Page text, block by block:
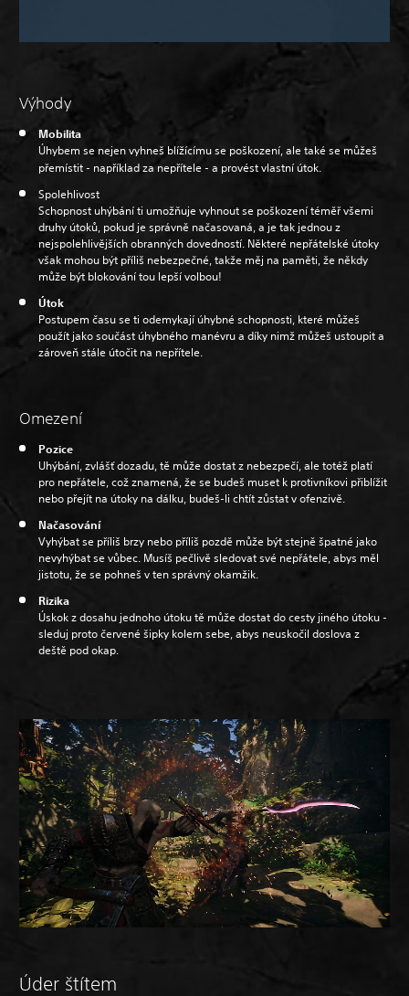
Výhody
Mobilita
Úhybem se nejen vyhneš blížícímu se poškození, ale také se můžeš
přemístit - například za nepřítele - a provést vlastní útok.
Spolehlivost
Schopnost uhýbání ti umožňuje vyhnout se poškození téměř všemi
druhy útoků, pokud je správně načasovaná, a je tak jednou z
nejspolehlivějších obranných dovedností. Některé nepřátelské útoky
však mohou být příliš nebezpečné, takže měj na paměti, že někdy
může být blokování tou lepší volbou!
Útok
Postupem času se ti odemykají úhybné schopnosti, které můžeš
použít jako součást úhybného manévru a díky nimž můžeš ustoupit a
zároveň stále útočit na nepřítele.
Omezení
Pozice
Uhýbání, zvlášť dozadu, tě může dostat z nebezpečí, ale totéž platí
pro nepřátele, což znamená, že se budeš muset k protivníkovi přiblížit
nebo přejít na útoky na dálku, budeš-li chtít zůstat v ofenzivě.
Načasování
Vyhýbat se příliš brzy nebo příliš pozdě může být stejně špatné jako
nevyhýbat se vůbec. Musíš pečlivě sledovat své nepřátele, abys měl
jistotu, že se pohneš v ten správný okamžik.
Rizika
Úskok z dosahu jednoho útoku tě může dostat do cesty jiného útoku -
sleduj proto červené šipky kolem sebe, abys neuskočil doslova z
deště pod okap.
Úder štítem